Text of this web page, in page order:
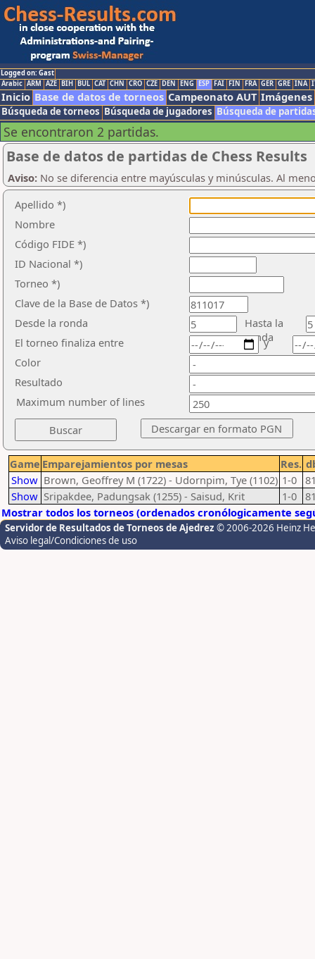
Logged on: Gast
Arabic ARM AZE BIH BUL CAT CHN CRO CZE DEN ENG ESP FAI FIN FRA GER GRE INA
Inicio Base de datos de torneos Campeonato AUT Imágenes
Búsqueda de torneos Búsqueda de jugadores Búsqueda de
Se encontraron 2 partidas.
Base de datos de partidas de Chess Results
Aviso: No se diferencia entre mayúsculas y minúsculas. Al
Apellido *)
Nombre
Código FIDE *)
ID Nacional *)
Torneo *)
Clave de la Base de Datos *)
Desde la ronda
Hasta la
ronda
El torneo finaliza entre
Color
Resultado
y
Maximum number of lines
Game Emparejamientos por mesas Res.
Show Brown, Geoffrey M (1722) - Udornpim, Tye (1102) 1-0
Show Sripakdee, Padungsak (1255) - Saisud, Krit 1-0
Mostrar todos los torneos (ordenados cronólogicamente
Servidor de Resultados de Torneos de Ajedrez © 2006-2026 Heinz
Aviso legal/Condiciones de uso